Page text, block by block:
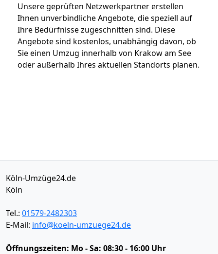
Unsere geprüften Netzwerkpartner erstellen
Ihnen unverbindliche Angebote, die speziell auf
Ihre Bedürfnisse zugeschnitten sind. Diese
Angebote sind kostenlos, unabhängig davon, ob
Sie einen Umzug innerhalb von Krakow am See
oder außerhalb Ihres aktuellen Standorts planen.
Köln-Umzüge24.de
Köln
Tel.: 01579-2482303
E-Mail: info@koeln-umzuege24.de
Öffnungszeiten: Mo - Sa: 08:30 - 16:00 Uhr